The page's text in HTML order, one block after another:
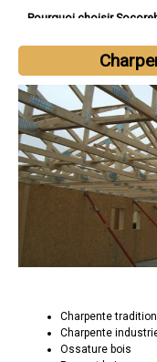
Pourquoi choisir
Expertise technique :
possède une
traditionnelles et
Engagement envers la
des structures en bois
de qualité les plus
Créativité et
avec nos clients pour
répondent à leurs
Charpente
Charpente
Ossature bois